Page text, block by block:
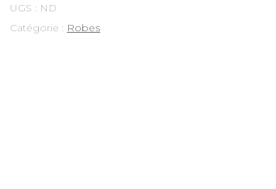
UGS : ND
Catégorie : Robes